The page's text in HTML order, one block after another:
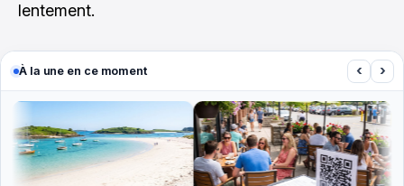
lentement.
À la une en ce moment ‹ ›